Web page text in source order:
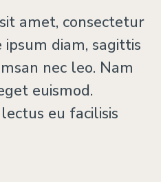
amet, consectetur
ipsum diam, sagittis
nec leo. Nam
euismod.
eu facilisis